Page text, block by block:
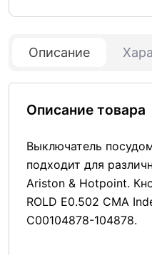
Описание
Описание товара
Выключатель
подходит для
Ariston & Hotpoint.
ROLD E0.502 СМА
C00104878-104878.